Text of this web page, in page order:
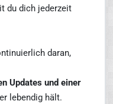
du dich jederzeit
daran,
Updates und einer
lebendig hält.